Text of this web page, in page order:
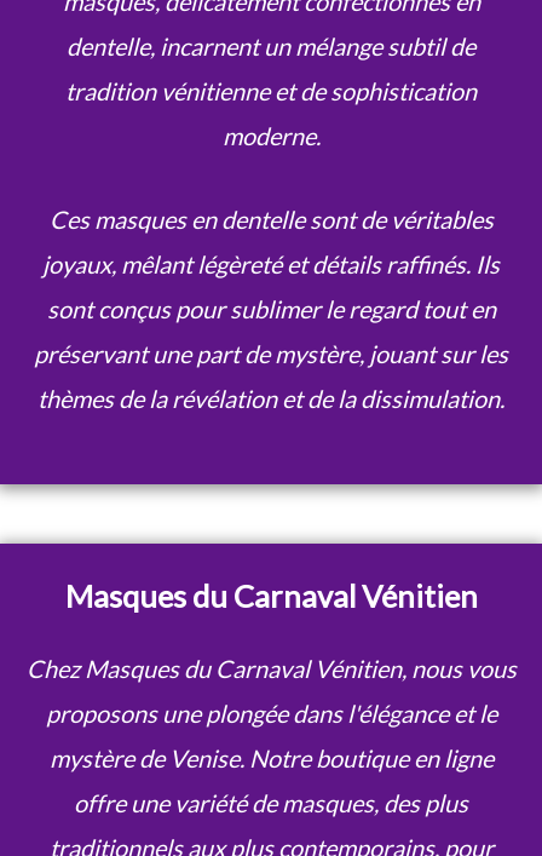
dentelle, incarnent un mélange subtil de
tradition vénitienne et de sophistication
moderne.
Ces masques en dentelle sont de véritables
joyaux, mêlant légèreté et détails raffinés. Ils
sont conçus pour sublimer le regard tout en
préservant une part de mystère, jouant sur les
thèmes de la révélation et de la dissimulation.
Masques du Carnaval Vénitien
Chez Masques du Carnaval Vénitien, nous vous
proposons une plongée dans l'élégance et le
mystère de Venise. Notre boutique en ligne
offre une variété de masques, des plus
traditionnels aux plus contemporains, pour